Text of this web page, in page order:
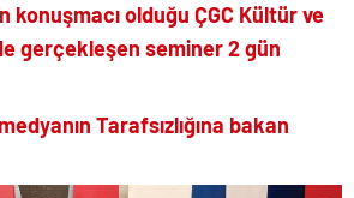
konuşmacı olduğu ÇGC Kültür ve
gerçekleşen seminer 2 gün
Tarafsızlığına bakan